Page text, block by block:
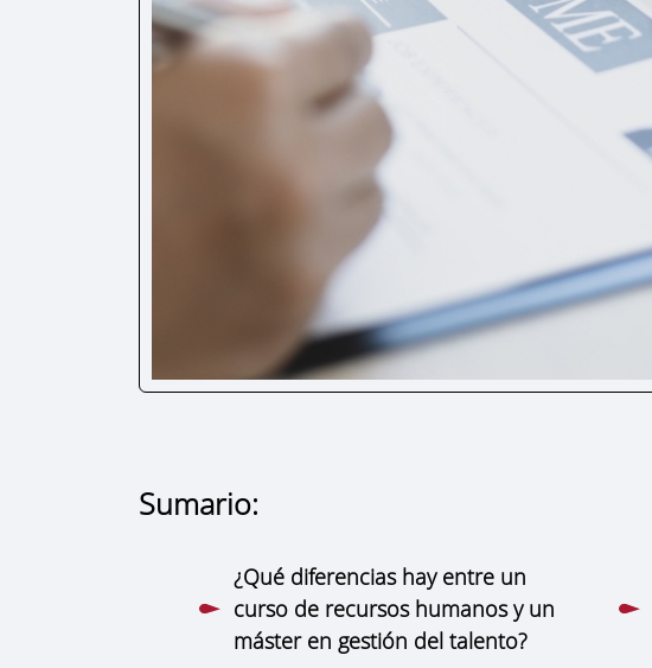
Sumario:
¿Qué diferencias hay entre un
curso de recursos humanos y un
máster en gestión del talento?